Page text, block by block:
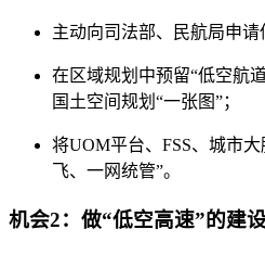
主动向司法部、民航局申请
在区域规划中预留“低空航
国土空间规划“一张图”；
将UOM平台、FSS、城市
飞、一网统管”。
机会2：做“低空高速”的建